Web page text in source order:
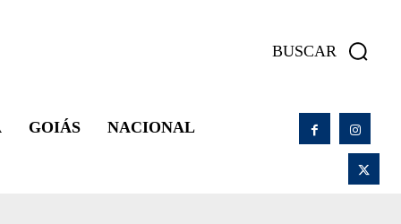
BUSCAR
GOIÁS NACIONAL